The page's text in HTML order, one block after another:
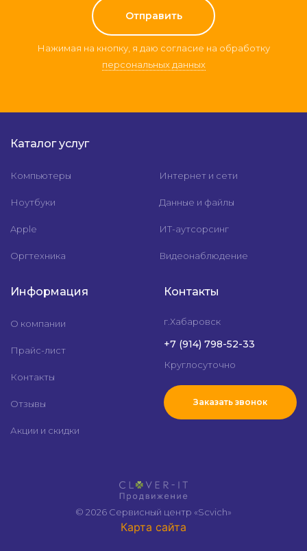
Нажимая на кнопку, я даю согласие на обработку
персональных данных
Каталог услуг
Компьютеры
Ноутбуки
Apple
Оргтехника
Интернет и сети
Данные и файлы
ИТ-аутсорсинг
Видеонаблюдение
Информация
О компании
Прайс-лист
Контакты
Отзывы
Акции и скидки
Контакты
г.Хабаровск
+7 (914) 798-52-33
Круглосуточно
Заказать звонок
© 2026 Сервисный центр «Scvich»
Карта сайта